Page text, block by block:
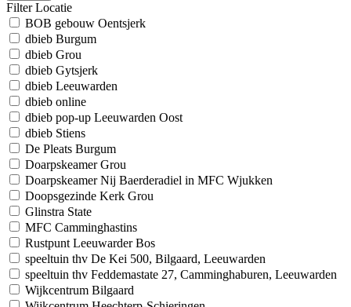
Filter Locatie
BOB gebouw Oentsjerk
dbieb Burgum
dbieb Grou
dbieb Gytsjerk
dbieb Leeuwarden
dbieb online
dbieb pop-up Leeuwarden Oost
dbieb Stiens
De Pleats Burgum
Doarpskeamer Grou
Doarpskeamer Nij Baerderadiel in MFC Wjukken
Doopsgezinde Kerk Grou
Glinstra State
MFC Camminghastins
Rustpunt Leeuwarder Bos
speeltuin thv De Kei 500, Bilgaard, Leeuwarden
speeltuin thv Feddemastate 27, Camminghaburen, Leeuwarden
Wijkcentrum Bilgaard